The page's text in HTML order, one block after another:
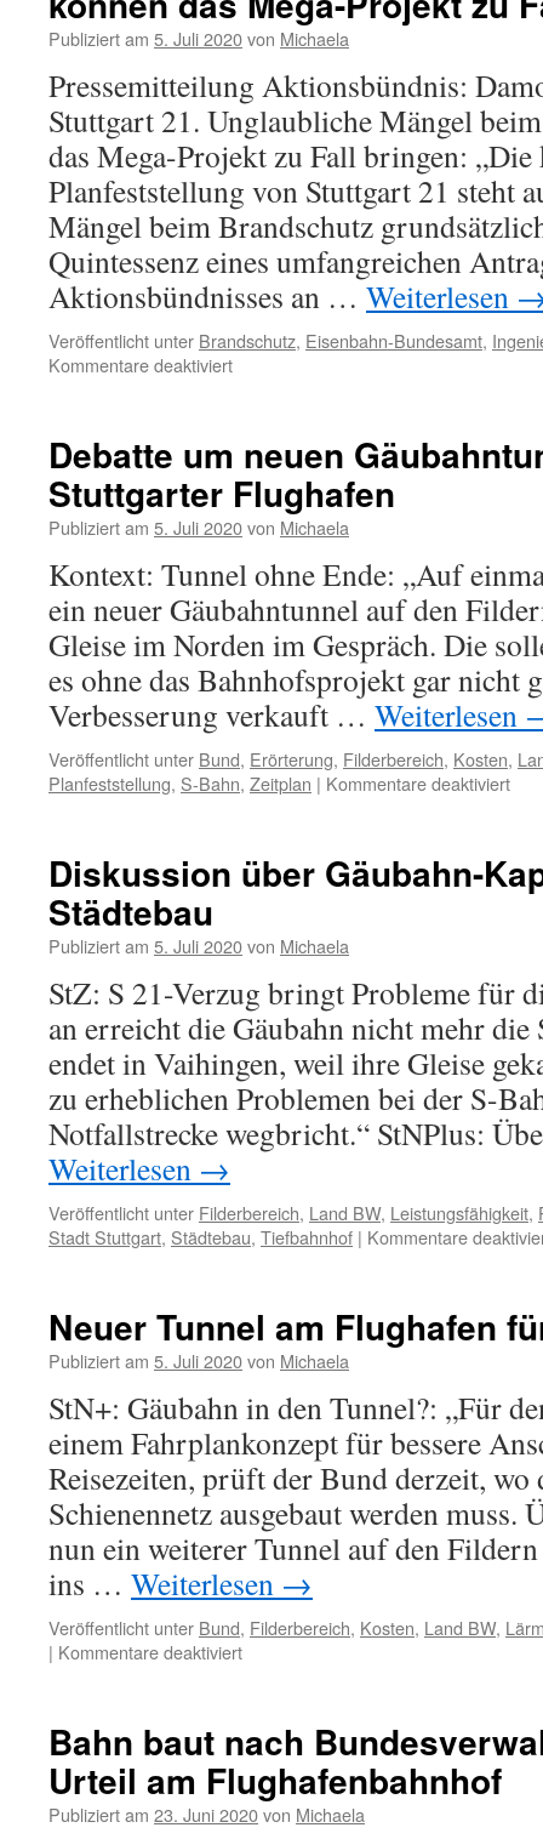
Publiziert am 5. Juli 2020von Michaela
Pressemitteilung Aktionsbündnis:
Stuttgart 21. Unglaubliche Mängel
das Mega-Projekt zu Fall bringen: „Die
Planfeststellung von Stuttgart 21 steht
Mängel beim Brandschutz
Quintessenz eines umfangreichen
Aktionsbündnisses an … Weiterlesen
Veröffentlicht unter Brandschutz, Eisenbahn-Bundesamt,
Kommentare deaktiviert
Debatte um neuen
Stuttgarter Flughafen
Publiziert am 5. Juli 2020von Michaela
Kontext: Tunnel ohne Ende: „Auf
ein neuer Gäubahntunnel auf den
Gleise im Norden im Gespräch. Die
es ohne das Bahnhofsprojekt gar nicht
Verbesserung verkauft … Weiterlesen
Veröffentlicht unter Bund, Erörterung, Filderbereich, Kosten,
Planfeststellung, S-Bahn, Zeitplan | Kommentare deaktiviert
Diskussion über Gäubahn-
Städtebau
Publiziert am 5. Juli 2020von Michaela
StZ: S 21-Verzug bringt Probleme für
an erreicht die Gäubahn nicht mehr die
endet in Vaihingen, weil ihre Gleise
zu erheblichen Problemen bei der S-
Notfallstrecke wegbricht.“ StNPlus:
Weiterlesen →
Veröffentlicht unter Filderbereich, Land BW, Leistungsfähigkeit,
Stadt Stuttgart, Städtebau, Tiefbahnhof | Kommentare
Neuer Tunnel am Flughafen
Publiziert am 5. Juli 2020von Michaela
StN+: Gäubahn in den Tunnel?: „Für
einem Fahrplankonzept für bessere
Reisezeiten, prüft der Bund derzeit, wo
Schienennetz ausgebaut werden muss.
nun ein weiterer Tunnel auf den
ins … Weiterlesen →
Veröffentlicht unter Bund, Filderbereich, Kosten, Land BW,
| Kommentare deaktiviert
Bahn baut nach
Urteil am Flughafenbahnhof
Publiziert am 23. Juni 2020von Michaela